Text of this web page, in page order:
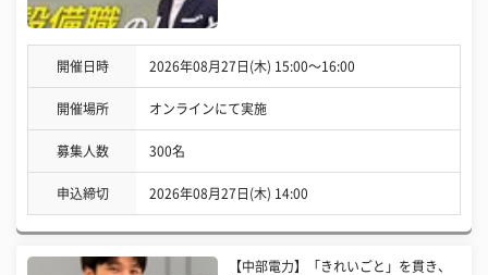
開催日時 2026年08月27日(木) 15:00〜16:00
開催場所 オンラインにて実施
募集人数 300名
申込締切 2026年08月27日(木) 14:00
【中部電力】「きれいごと」を貫き、